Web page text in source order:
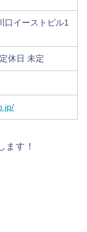
口イーストビル1
休日 未定
ます！